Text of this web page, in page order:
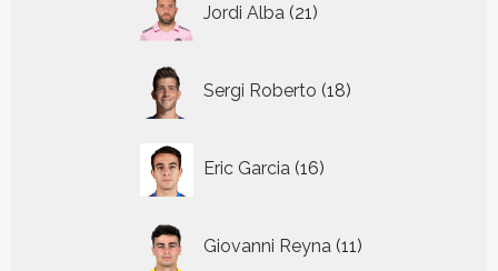
Jordi Alba 21
producten
Sergi Roberto 18
producten
Eric Garcia 16
producten
Giovanni Reyna 11
producten